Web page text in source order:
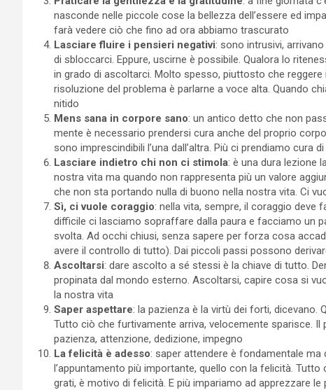
nasconde nelle piccole cose la bellezza dell’essere ed
farà vedere ciò che fino ad ora abbiamo trascurato
Lasciare fluire i pensieri negativi: sono intrusivi,
di sbloccarci. Eppure, uscirne è possibile. Qualora lo
in grado di ascoltarci. Molto spesso, piuttosto che
risoluzione del problema è parlarne a voce alta. Quando
nitido
Mens sana in corpore sano: un antico detto che non
mente è necessario prendersi cura anche del proprio
sono imprescindibili l’una dall’altra. Più ci prendiamo
Lasciare indietro chi non ci stimola: è una dura lezione
nostra vita ma quando non rappresenta più un valore
che non sta portando nulla di buono nella nostra vita. Ci
Sì, ci vuole coraggio: nella vita, sempre, il coraggio deve
difficile ci lasciamo sopraffare dalla paura e facciamo un
svolta. Ad occhi chiusi, senza sapere per forza cosa
avere il controllo di tutto). Dai piccoli passi possono
Ascoltarsi: dare ascolto a sé stessi è la chiave di tutto.
propinata dal mondo esterno. Ascoltarsi, capire cosa si
la nostra vita
Saper aspettare: la pazienza è la virtù dei forti, dicevano.
Tutto ciò che furtivamente arriva, velocemente sparisce.
pazienza, attenzione, dedizione, impegno
La felicità è adesso: saper attendere è fondamentale
l’appuntamento più importante, quello con la felicità.
grati, è motivo di felicità. E più impariamo ad apprezzare